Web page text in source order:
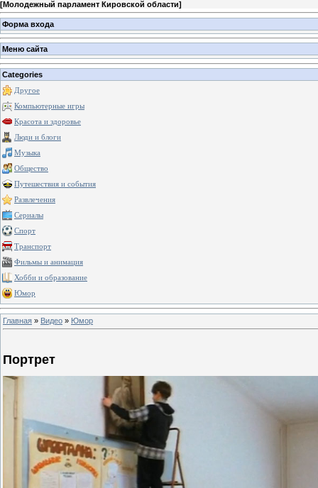
[Молодежный парламент Кировской области]
Форма входа
Меню сайта
Categories
Другое
Компьютерные игры
Красота и здоровье
Люди и блоги
Музыка
Общество
Путешествия и события
Развлечения
Сериалы
Спорт
Транспорт
Фильмы и анимация
Хобби и образование
Юмор
Главная » Видео » Юмор
Портрет